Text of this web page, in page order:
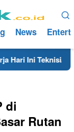
News
Ini Teknisi/
di
Rutan